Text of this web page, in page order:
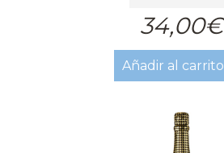
34,00€
Añadir al carrito